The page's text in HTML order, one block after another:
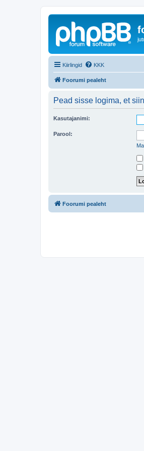
Kiirlingid KKK
Foorumi pealeht
Pead sisse logima, et
Kasutajanimi:
Parool:
Foorumi pealeht